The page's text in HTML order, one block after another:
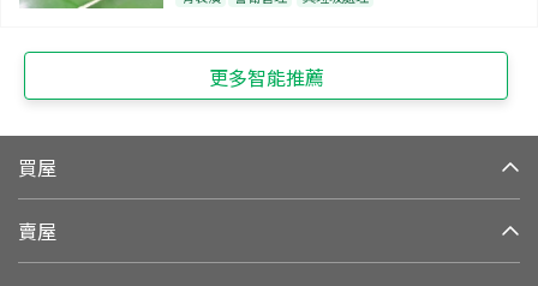
更多智能推薦
買屋
賣屋